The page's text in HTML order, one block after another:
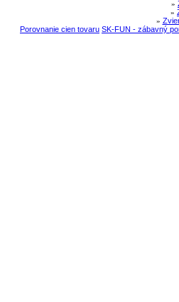
»
»
»
Porovnanie cien tovaru SK-FUN - zábavný